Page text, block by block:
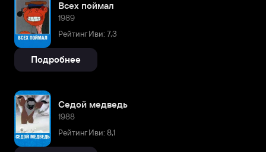
Всех поймал
1989
Рейтинг Иви: 7,3
Подробнее
Седой медведь
1988
Рейтинг Иви: 8,1